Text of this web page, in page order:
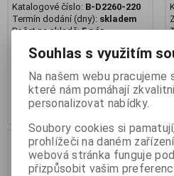
Katalogové číslo: B-D2260-220
Termín dodání (dny): skladem
Počet na skladě:5 pár
dětská barefoot obuv
1 389 Kč
Přidat do košíku
Souhlas s využitím
Na našem webu pracujeme
které nám pomáhají
personalizovat nabídky.
Soubory cookies si
prohlížeči na daném
webová stránka funguje
přizpůsobit vašim